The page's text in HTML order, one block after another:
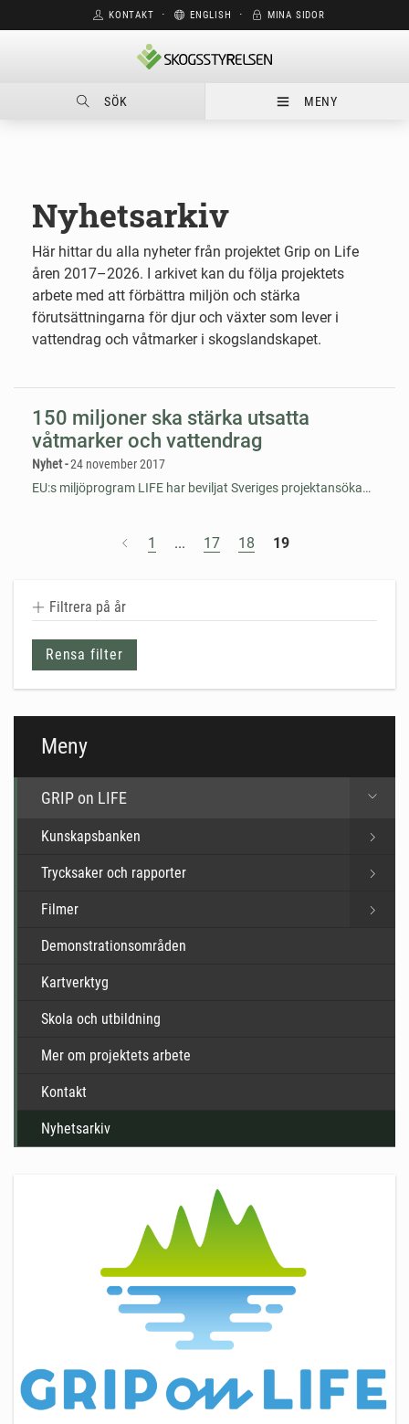
KONTAKT ⋅ ENGLISH ⋅ MINA SIDOR
SÖK MENY
Nyhetsarkiv
Här hittar du alla nyheter från projektet Grip on Life
åren 2017–2026. I arkivet kan du följa projektets
arbete med att förbättra miljön och stärka
förutsättningarna för djur och växter som lever i
vattendrag och våtmarker i skogslandskapet.
150 miljoner ska stärka utsatta
våtmarker och vattendrag
Nyhet -24 november 2017
EU:s miljöprogram LIFE har beviljat Sveriges projektansökan på 150 miljoner kronor för att förbättra miljön i och kring utsatta våtmarker och vattendrag. Det handlar om att återställa och säkra upp framtiden för bäckar, älvar, sjösystem och våtmarker över hela landet.
1 ... 17 18 19
Filtrera på år
Rensa filter
Meny
GRIP on LIFE
Kunskapsbanken
Trycksaker och rapporter
Filmer
Demonstrationsområden
Kartverktyg
Skola och utbildning
Mer om projektets arbete
Kontakt
Nyhetsarkiv